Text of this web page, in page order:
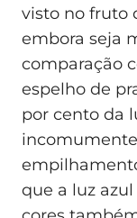
visto no fruto
embora seja
comparação
espelho de
por cento da
que a luz